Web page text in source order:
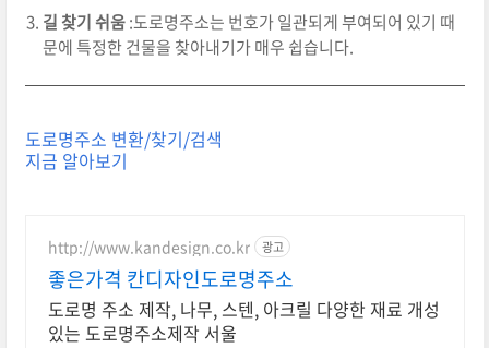
길 찾기 쉬움:도로명주소는 번호가 일관되게 부여되어 있기 때
문에 특정한 건물을 찾아내기가 매우 쉽습니다.
도로명주소 변환/찾기/검색
지금 알아보기
http://www.kandesign.co.kr 광고
좋은가격 칸디자인도로명주소
도로명 주소 제작, 나무, 스텐, 아크릴 다양한 재료 개성
있는 도로명주소제작 서울